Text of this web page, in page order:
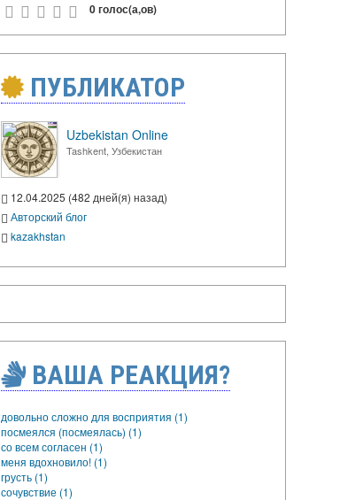
0 голос(а,ов)
ПУБЛИКАТОР
Uzbekistan Online
Tashkent, Узбекистан
12.04.2025 (482 дней(я) назад)
Авторский блог
kazakhstan
ВАША РЕАКЦИЯ?
довольно сложно для восприятия (1)
посмеялся (посмеялась) (1)
со всем согласен (1)
меня вдохновило! (1)
грусть (1)
сочувствие (1)